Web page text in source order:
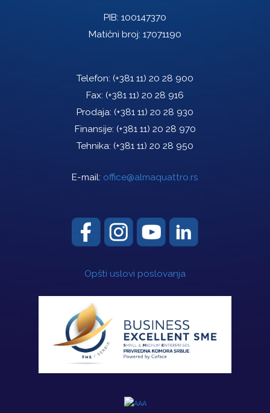
PIB: 100147370
Matični broj: 17071190
Telefon: (+381 11) 20 28 900
Fax: (+381 11) 20 28 916
Prodaja: (+381 11) 20 28 930
Finansije: (+381 11) 20 28 970
Tehnika: (+381 11) 20 28 950
E-mail: office@almaquattro.rs
Opšti uslovi poslovanja